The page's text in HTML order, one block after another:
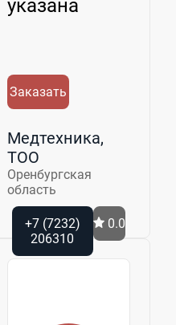
указана
Заказать
Медтехника,
ТОО
Оренбургская
область
+7 (7232)
206310
0.0